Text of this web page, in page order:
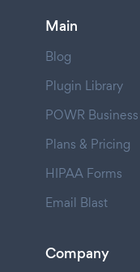
Main
Blog
Plugin Library
POWR Business
Plans & Pricing
HIPAA Forms
Email Blast
Company